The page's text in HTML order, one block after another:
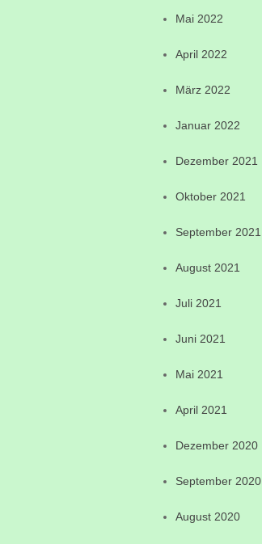
Mai 2022
April 2022
März 2022
Januar 2022
Dezember 2021
Oktober 2021
September 2021
August 2021
Juli 2021
Juni 2021
Mai 2021
April 2021
Dezember 2020
September 2020
August 2020